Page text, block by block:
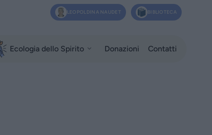
LEOPOLDINA NAUDET BIBLIOTECA
Ecologia dello Spirito Donazioni Contatti